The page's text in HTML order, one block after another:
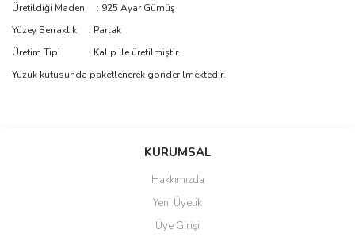
Üretildiği Maden : 925 Ayar Gümüş
Yüzey Berraklık : Parlak
Üretim Tipi : Kalıp ile üretilmiştir.
Yüzük kutusunda paketlenerek gönderilmektedir.
Bu ürüne ilk yorumu siz yapın!
Yorum Yaz
Ürün resmi kalitesiz, bozuk veya görüntülenemiyor.
Ürün açıklamasında eksik bilgiler bulunuyor.
KURUMSAL
Hakkımızda
Yeni Üyelik
Üye Girişi